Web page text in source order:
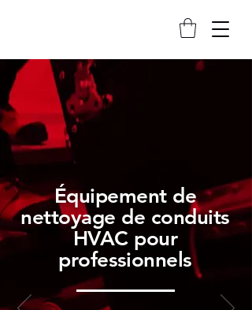
Équipement de
nettoyage de conduits
HVAC pour
professionnels